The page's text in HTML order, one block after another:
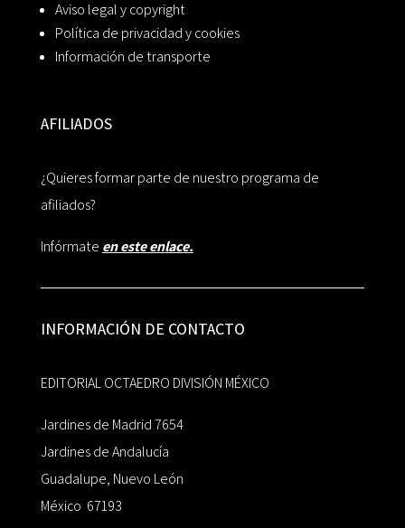
Aviso legal y copyright
Política de privacidad y cookies
Información de transporte
AFILIADOS
¿Quieres formar parte de nuestro programa de
afiliados?
Infórmate en este enlace.
INFORMACIÓN DE CONTACTO
EDITORIAL OCTAEDRO DIVISIÓN MÉXICO
Jardines de Madrid 7654
Jardines de Andalucía
Guadalupe, Nuevo León
México 67193